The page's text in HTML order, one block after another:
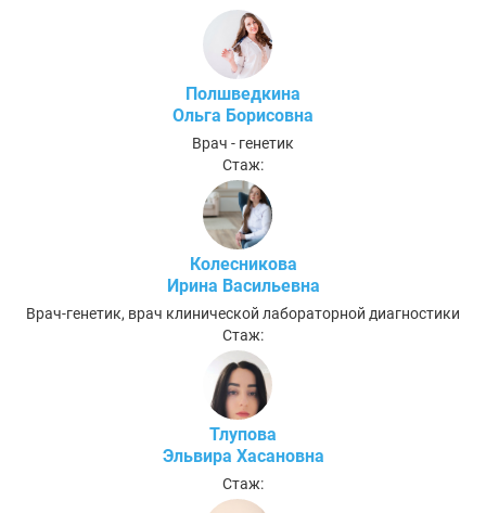
Полшведкина
Ольга Борисовна
Врач - генетик
Стаж:
Колесникова
Ирина Васильевна
Врач-генетик, врач клинической лабораторной диагностики
Стаж:
Тлупова
Эльвира Хасановна
Стаж: